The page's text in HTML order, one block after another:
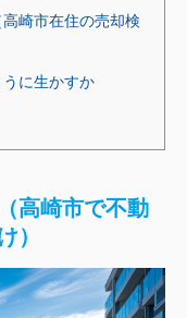
崎市在住の売却検
うに生かすか
高崎市で不動
）